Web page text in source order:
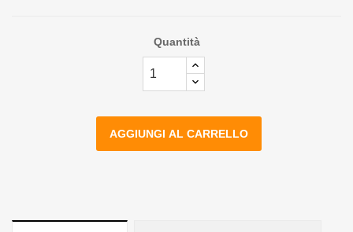
Quantità
AGGIUNGI AL CARRELLO